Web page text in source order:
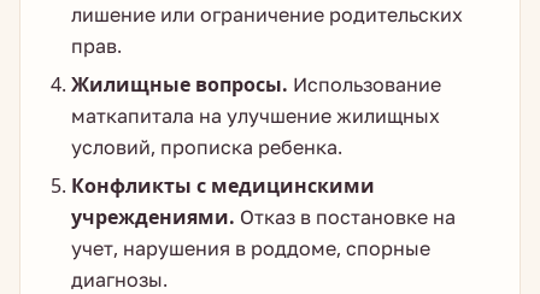
лишение или ограничение родительских
прав.
Жилищные вопросы. Использование
маткапитала на улучшение жилищных
условий, прописка ребенка.
Конфликты с медицинскими
учреждениями. Отказ в постановке на
учет, нарушения в роддоме, спорные
диагнозы.